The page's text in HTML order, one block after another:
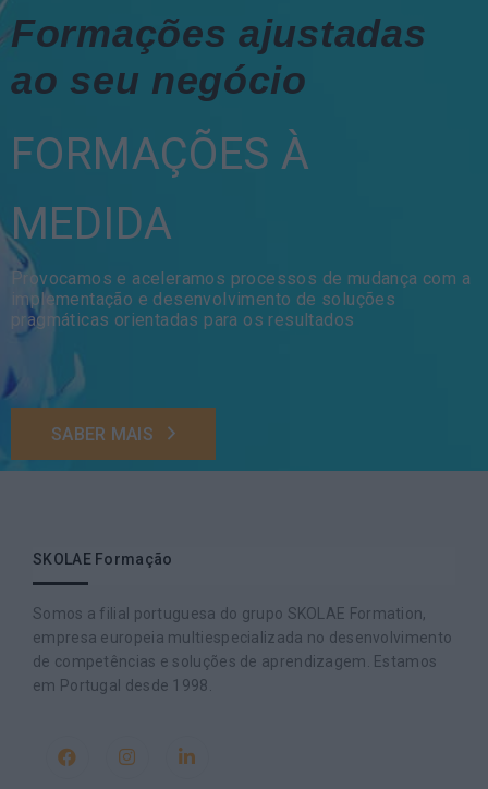
Formações ajustadas
ao seu negócio
FORMAÇÕES À
MEDIDA
Provocamos e aceleramos processos de mudança com a
implementação e desenvolvimento de soluções
pragmáticas orientadas para os resultados
SABER MAIS
SKOLAE Formação
Somos a filial portuguesa do grupo SKOLAE Formation,
empresa europeia multiespecializada no desenvolvimento
de competências e soluções de aprendizagem. Estamos
em Portugal desde 1998.